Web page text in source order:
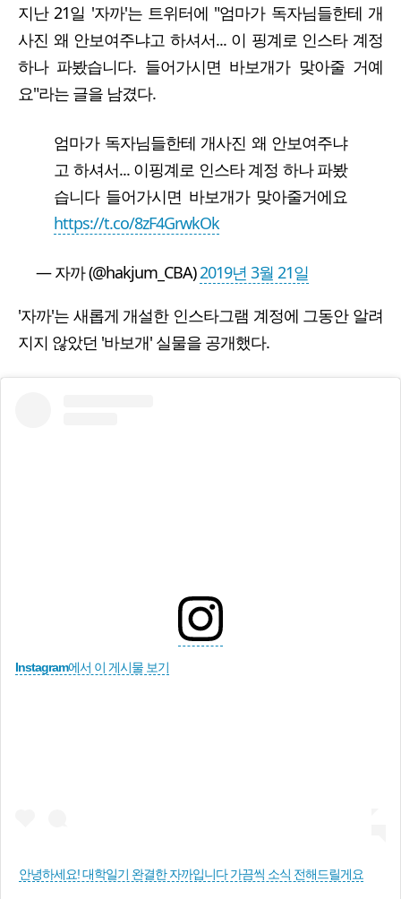
지난 21일 '자까'는 트위터에 "엄마가 독자님들한테 개
사진 왜 안보여주냐고 하셔서... 이 핑계로 인스타 계정
하나 파봤습니다. 들어가시면 바보개가 맞아줄 거예
요"라는 글을 남겼다.
엄마가 독자님들한테 개사진 왜 안보여주냐
고 하셔서... 이핑계로 인스타 계정 하나 파봤
습니다 들어가시면 바보개가 맞아줄거에요
https://t.co/8zF4GrwkOk
— 자까 (@hakjum_CBA)2019년 3월 21일
'자까'는 새롭게 개설한 인스타그램 계정에 그동안 알려
지지 않았던 '바보개' 실물을 공개했다.
Instagram에서 이 게시물 보기
안녕하세요! 대학일기 완결한 자까입니다 가끔씩 소식 전해드릴게요